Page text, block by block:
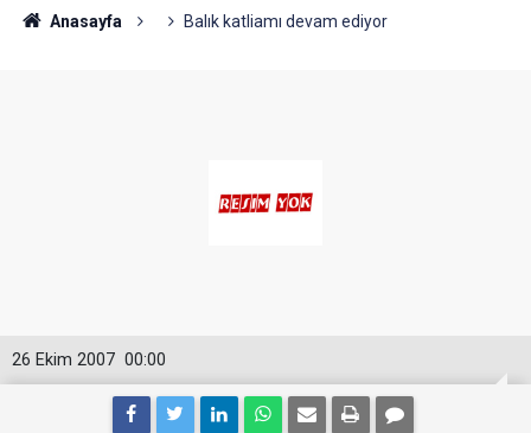
Anasayfa Balık katliamı devam ediyor
00:00
26 Ekim 2007